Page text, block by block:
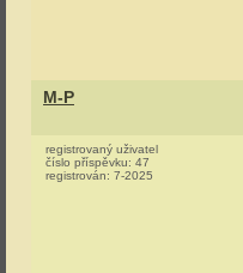
M-P
registrovaný uživatel
číslo příspěvku: 47
registrován: 7-2025